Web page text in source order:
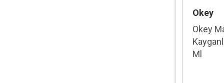
Okey
Okey
Ml